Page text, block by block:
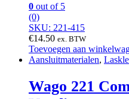
0 out of 5
(0)
SKU: 221-415
€14.50 ex. BTW
Toevoegen aan
Aansluitmaterialen,
Wago 221